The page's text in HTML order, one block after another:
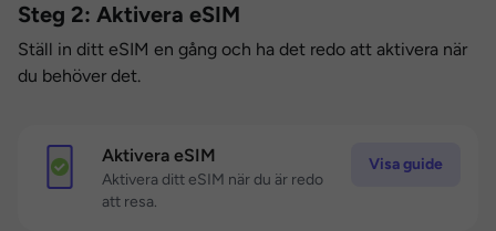
Steg 2: Aktivera eSIM
Ställ in ditt eSIM en gång och ha det redo att aktivera när
du behöver det.
Aktivera eSIM
Aktivera ditt eSIM när du är redo
att resa.
Visa guide